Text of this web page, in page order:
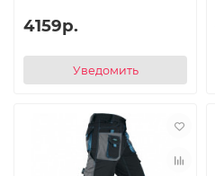
4159р.
Уведомить